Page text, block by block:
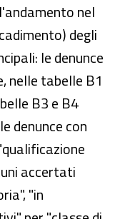
nel
degli
le denunce
nelle tabelle B1
B3 e B4
denunce con
accertati
"in